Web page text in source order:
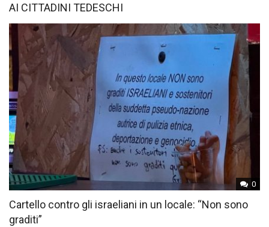
AI CITTADINI TEDESCHI
0
Cartello contro gli israeliani in un locale: “Non sono
graditi”